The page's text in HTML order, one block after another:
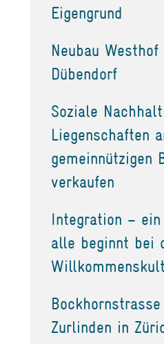
Eigengrund
Neubau
Dübendorf
Soziale
Liegenschaften
gemeinnützigen
verkaufen
Integration –
alle beginnt bei
Zurlinden in